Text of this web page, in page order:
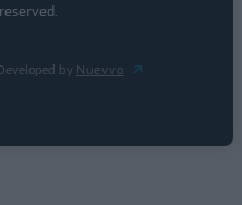
by Nuevvo